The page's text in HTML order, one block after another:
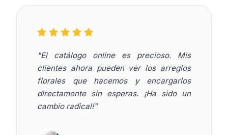
"El catálogo online es precioso. Mis
clientes ahora pueden ver los arreglos
florales que hacemos y encargarlos
directamente sin esperas. ¡Ha sido un
cambio radical!"